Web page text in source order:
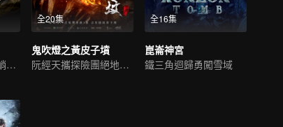
潘粵明高偉光解鎖峭壁懸棺
全20集
鬼吹燈之黃皮子墳
阮經天攜探險團絕地求生
全16集
崑崙神宮
鐵三角迴歸勇闖雪域